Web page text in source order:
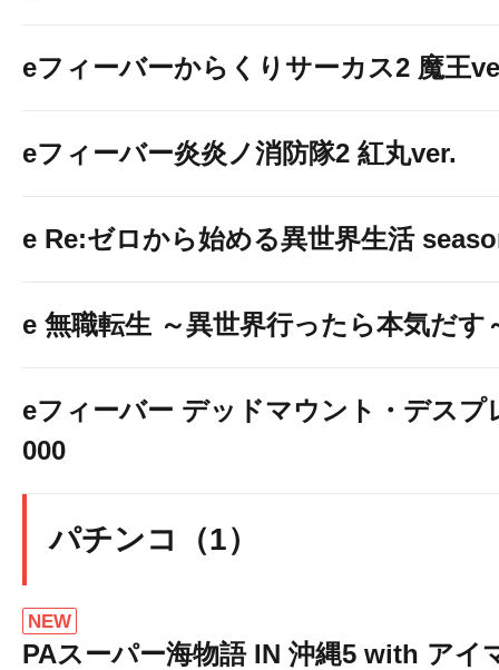
eフィーバーからくりサーカス2 魔王
eフィーバー炎炎ノ消防隊2 紅丸ver.
e Re:ゼロから始める異世界生活
e 無職転生 ～異世界行ったら本気だす
eフィーバー デッドマウント・デスプ
000
パチンコ（1）
NEW
PAスーパー海物語 IN 沖縄5 with アイ